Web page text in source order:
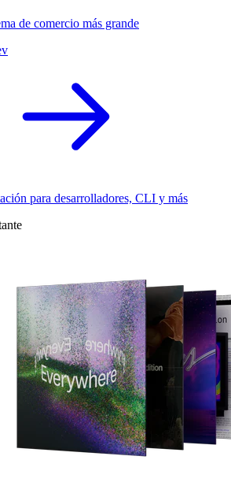
de comercio más grande
para desarrolladores, CLI y más